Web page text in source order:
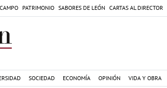
CAMPO PATRIMONIO SABORES DE LEÓN CARTAS AL DIRECTOR
SOCIEDAD ECONOMÍA OPINIÓN VIDA Y OBRA